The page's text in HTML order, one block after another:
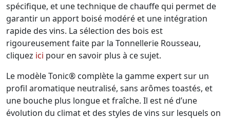
spécifique, et une technique de chauffe qui permet de
garantir un apport boisé modéré et une intégration
rapide des vins. La sélection des bois est
rigoureusement faite par la Tonnellerie Rousseau,
cliquez ici pour en savoir plus à ce sujet.
Le modèle Tonic® complète la gamme expert sur un
profil aromatique neutralisé, sans arômes toastés, et
une bouche plus longue et fraîche. Il est né d’une
évolution du climat et des styles de vins sur lesquels on